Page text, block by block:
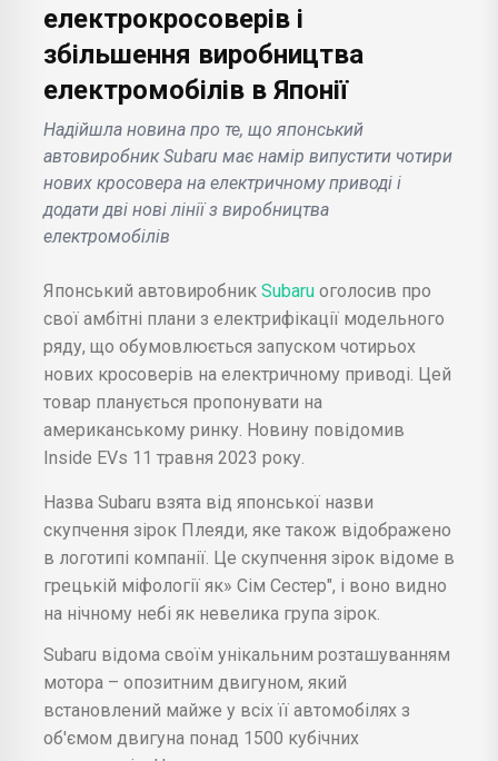
електрокросоверів і
збільшення виробництва
електромобілів в Японії
Надійшла новина про те, що японський
автовиробник Subaru має намір випустити чотири
нових кросовера на електричному приводі і
додати дві нові лінії з виробництва
електромобілів
Японський автовиробник Subaru оголосив про
свої амбітні плани з електрифікації модельного
ряду, що обумовлюється запуском чотирьох
нових кросоверів на електричному приводі. Цей
товар планується пропонувати на
американському ринку. Новину повідомив
Inside EVs 11 травня 2023 року.
Назва Subaru взята від японської назви
скупчення зірок Плеяди, яке також відображено
в логотипі компанії. Це скупчення зірок відоме в
грецькій міфології як» Сім Сестер", і воно видно
на нічному небі як невелика група зірок.
Subaru відома своїм унікальним розташуванням
мотора – опозитним двигуном, який
встановлений майже у всіх її автомобілях з
об'ємом двигуна понад 1500 кубічних